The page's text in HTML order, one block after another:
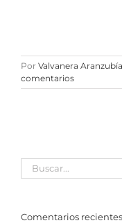
Por Valvanera
comentarios
Buscar:
Comentarios recientes